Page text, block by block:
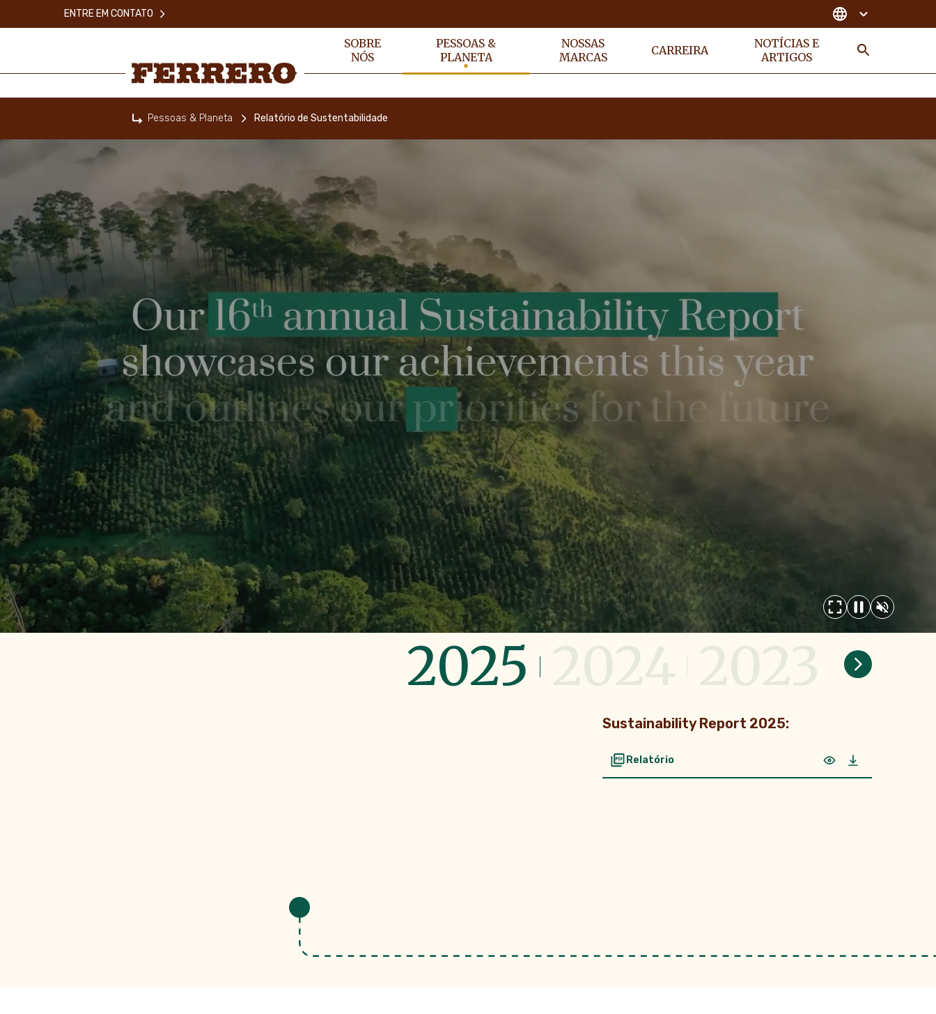
SOBRE
NÓS
PESSOAS &
PLANETA
NOSSAS
MARCAS
CARREIRA
NOTÍCIAS E
ARTIGOS
ENTRE EM CONTATO
Pessoas & Planeta Relatório de Sustentabilidade
2025 2024 2023
Sustainability Report 2025:
Relatório